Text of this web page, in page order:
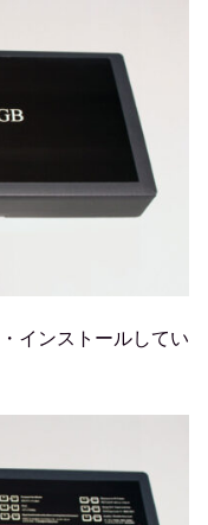
インストールしてい